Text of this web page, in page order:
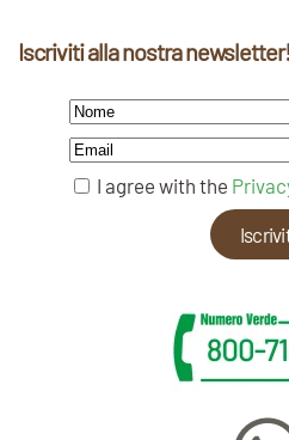
Iscriviti alla nostra newsletter!
I agree with the